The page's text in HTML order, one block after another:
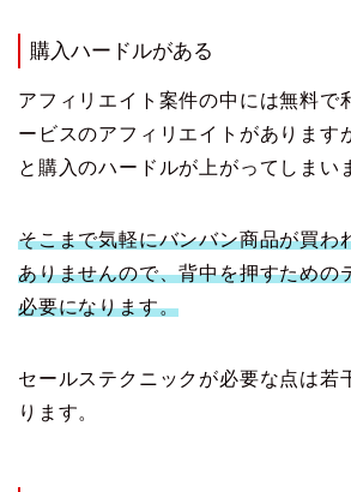
購入ハードルがある
アフィリエイト案件の中には無料で
ービスのアフィリエイトがあります
と購入のハードルが上がってしまい
そこまで気軽にバンバン商品が買わ
ありませんので、背中を押すための
必要になります。
セールステクニックが必要な点は若
ります。